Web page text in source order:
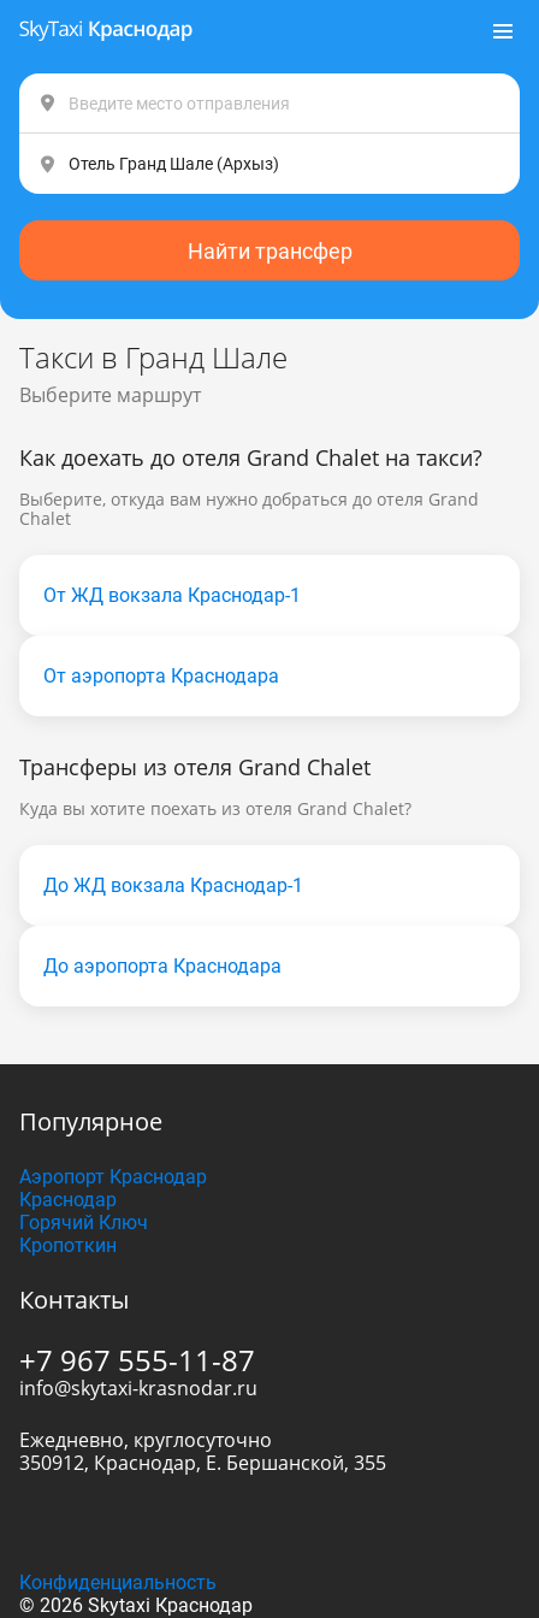
Найти трансфер
Такси в Гранд Шале
Выберите маршрут
Как доехать до отеля Grand Chalet на такси?
Выберите, откуда вам нужно добраться до отеля Grand
Chalet
От ЖД вокзала Краснодар-1
От аэропорта Краснодара
Трансферы из отеля Grand Chalet
Куда вы хотите поехать из отеля Grand Chalet?
До ЖД вокзала Краснодар-1
До аэропорта Краснодара
Популярное
Аэропорт Краснодар
Краснодар
Горячий Ключ
Кропоткин
Контакты
+7 967 555-11-87
info@skytaxi-krasnodar.ru
Ежедневно, круглосуточно
350912, Краснодар, Е. Бершанской, 355
© 2026 Skytaxi Краснодар
Конфиденциальность